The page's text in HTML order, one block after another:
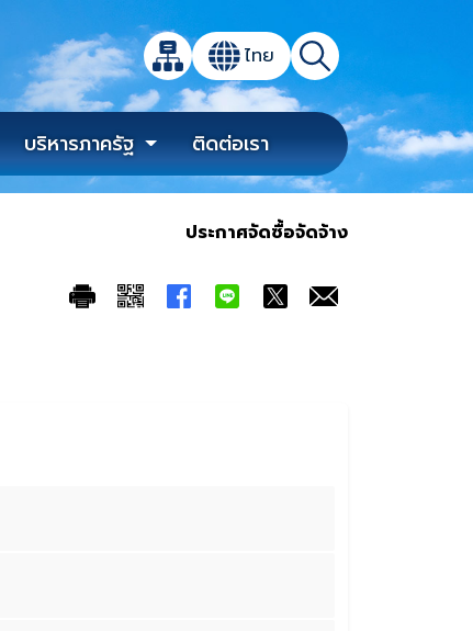
แผนผังเว็บไซต์
เปลี่ยนภาษา
ไทย ค้นหา
เปิดกล่องค้นหาข้อมูลหลักของเว็บไซต์
บริหารภาครัฐ ติดต่อเรา
ประกาศจัดซื้อจัดจ้าง